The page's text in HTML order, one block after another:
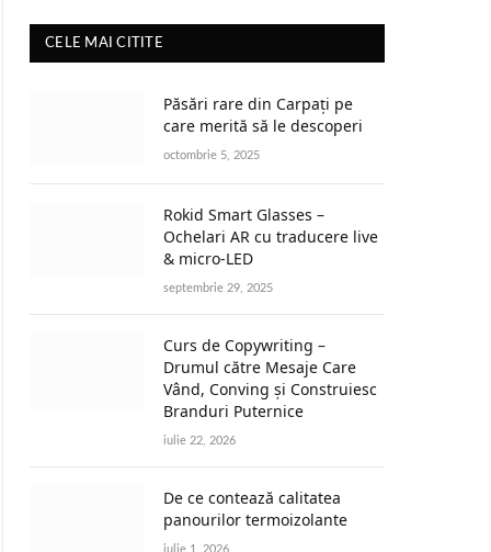
CELE MAI CITITE
Păsări rare din Carpați pe
care merită să le descoperi
octombrie 5, 2025
Rokid Smart Glasses –
Ochelari AR cu traducere live
& micro-LED
septembrie 29, 2025
Curs de Copywriting –
Drumul către Mesaje Care
Vând, Conving și Construiesc
Branduri Puternice
iulie 22, 2026
De ce contează calitatea
panourilor termoizolante